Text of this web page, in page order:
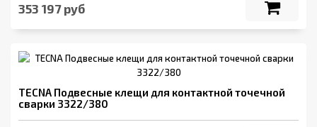
353 197 руб
TECNA Подвесные клещи для контактной точечной
сварки 3322/380